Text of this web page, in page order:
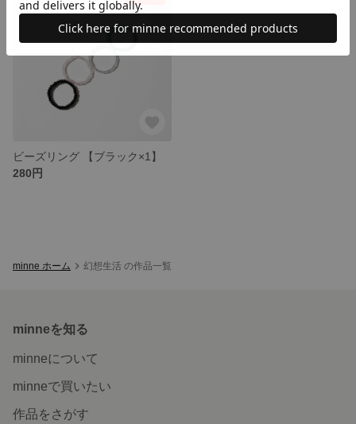
ビーズリング 【ブラック×1】
280円
minne ホーム 幻想生活 の作品一覧
minneを知る
minneについて
minneで買いたい
作品をさがす